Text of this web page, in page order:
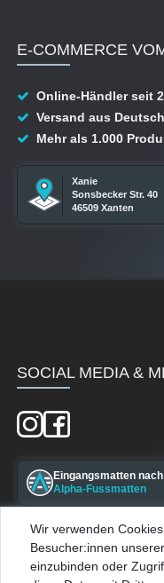
E-COMMERCE
Online-Händler seit
Versand aus
Mehr als 1.000
Xanie
Sonsbecker Str. 40
46509 Xanten
SOCIAL MEDIA &
Eingangsmatten
Alpha-Fussmatten
Maßgefertigte
Alpha-Kellerfenster
Wir verwenden
Besucher:innen
einzubinden oder